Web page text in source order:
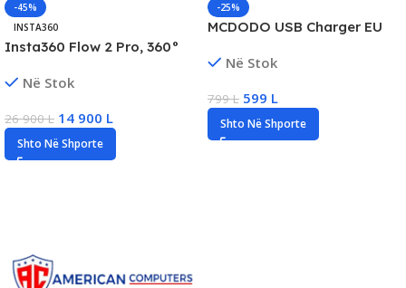
-45%
INSTA360
Insta360 Flow 2 Pro, 360°
Stabilization, New
Në Stok
26 900L 14 900 L
Shto Në Shporte
-25%
MCDODO USB Charger EU
Compatibility, 20W Fast
Në Stok
799L 599 L
Shto Në Shporte